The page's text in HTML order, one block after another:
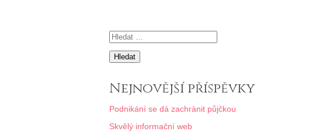
Vyhledávání
Nejnovější příspěvky
Podnikání se dá zachránit půjčkou
Skvělý informační web